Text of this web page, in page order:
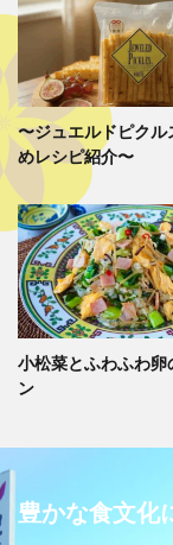
〜ジュエルドピクル
めレシピ紹介〜
小松菜とふわふわ卵
ン
豊かな食文化